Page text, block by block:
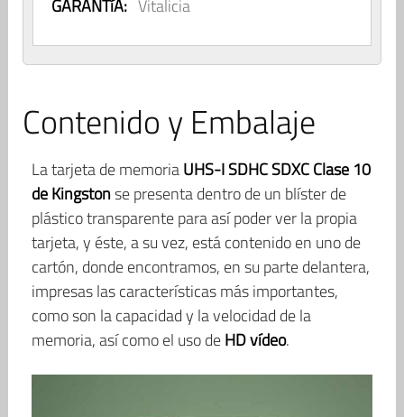
GARANTíA: Vitalicia
Contenido y Embalaje
La tarjeta de memoriaUHS-I SDHC SDXC Clase 10
de Kingstonse presenta dentro de un blíster de
plástico transparente para así poder ver la propia
tarjeta, y éste, a su vez, está contenido en uno de
cartón, donde encontramos, en su parte delantera,
impresas las características más importantes,
como son la capacidad y la velocidad de la
memoria, así como el uso deHD vídeo.